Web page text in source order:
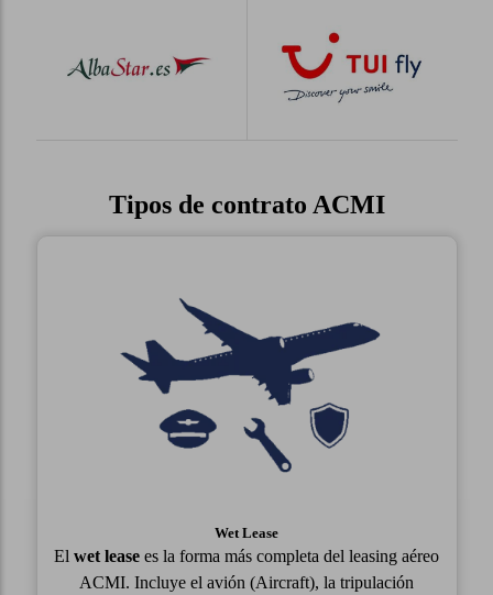
Tipos de contrato ACMI
Wet Lease
El wet lease es la forma más completa del leasing aéreo
ACMI. Incluye el avión (Aircraft), la tripulación